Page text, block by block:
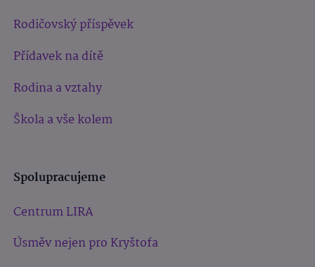
Rodičovský příspěvek
Přídavek na dítě
Rodina a vztahy
Škola a vše kolem
Spolupracujeme
Centrum LIRA
Úsměv nejen pro Kryštofa